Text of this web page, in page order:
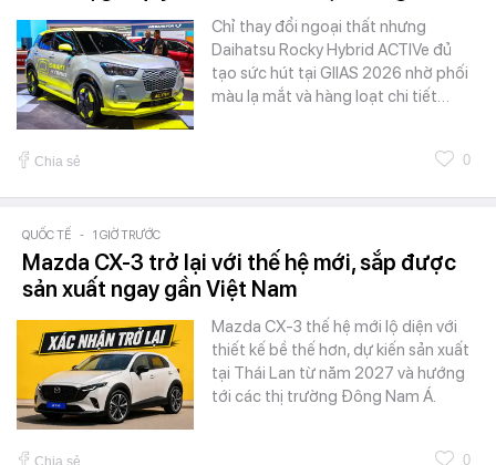
Chỉ thay đổi ngoại thất nhưng
Daihatsu Rocky Hybrid ACTIVe đủ
tạo sức hút tại GIIAS 2026 nhờ phối
màu lạ mắt và hàng loạt chi tiết…
Chia sẻ 0
QUỐC TẾ - 1 GIỜ TRƯỚC
Mazda CX-3 trở lại với thế hệ mới, sắp được
sản xuất ngay gần Việt Nam
Mazda CX-3 thế hệ mới lộ diện với
thiết kế bề thế hơn, dự kiến sản xuất
tại Thái Lan từ năm 2027 và hướng
tới các thị trường Đông Nam Á.
0